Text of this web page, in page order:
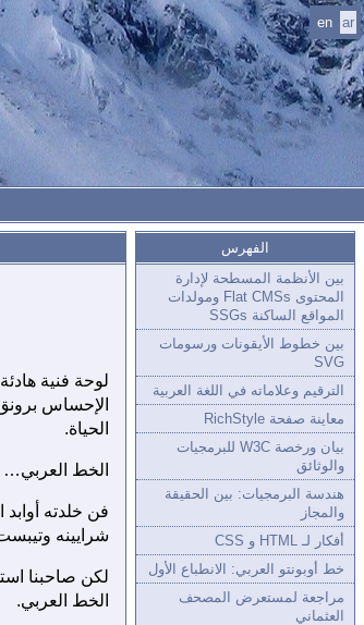
en ar
الفهرس
بين الأنظمة المسطحة لإدارة
المحتوى Flat CMSs ومولدات
المواقع الساكنة SSGs
بين خطوط الأيقونات ورسومات
SVG
الترقيم وعلاماته في اللغة العربية
معاينة صفحة RichStyle
بيان ورخصة W3C للبرمجيات
والوثائق
هندسة البرمجيات: بين الحقيقة
والمجاز
أفكار لـ HTML و CSS
خط أوبونتو العربي: الانطباع الأول
مراجعة لمستعرض المصحف
العثماني
لوحة فنية
الإحساس
الحياة.
الخط العربي…
فن خلدته
شرايينه
لكن صاحبنا
الخط العربي.